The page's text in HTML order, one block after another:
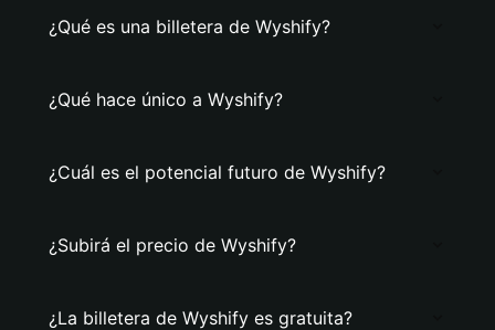
¿Qué es una billetera de Wyshify?
¿Qué hace único a Wyshify?
¿Cuál es el potencial futuro de Wyshify?
¿Subirá el precio de Wyshify?
¿La billetera de Wyshify es gratuita?